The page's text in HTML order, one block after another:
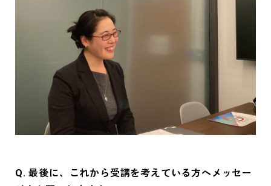
Q. 最後に、これから受講を考えている方へメッセー